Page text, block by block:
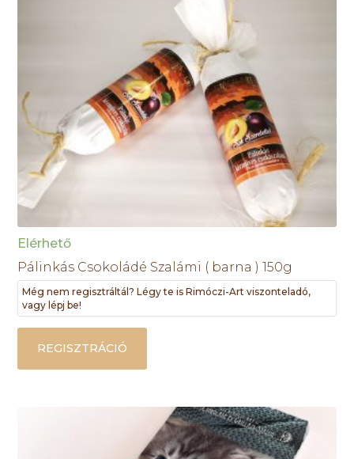
Elérhető
Pálinkás Csokoládé Szalámi ( barna ) 150g
Még nem regisztráltál? Légy te is Rimóczi-Art viszonteladó,
vagy lépj be!
REGISZTRÁCIÓ